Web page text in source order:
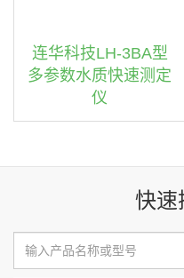
连华科技LH-3BA型
多参数水质快速测定
仪
快速